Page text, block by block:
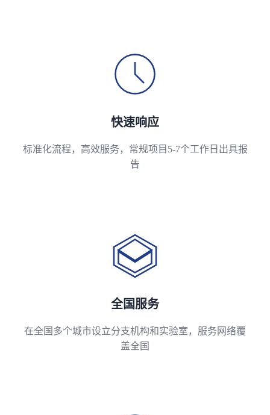
快速响应
标准化流程，高效服务，常规项目5-7个工作日出具报
告
全国服务
在全国多个城市设立分支机构和实验室，服务网络覆
盖全国